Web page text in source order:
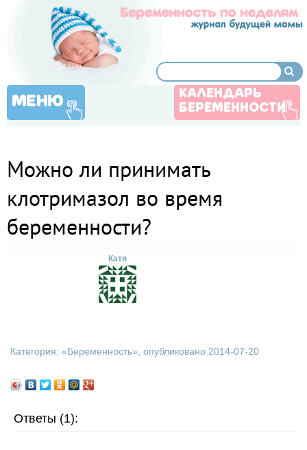
МЕНЮ
КАЛЕНДАРЬ
БЕРЕМЕННОСТИ
Можно ли принимать
клотримазол во время
беременности?
Катя
Категория: «Беременность», опубликовано 2014-07-20
Ответы (1):